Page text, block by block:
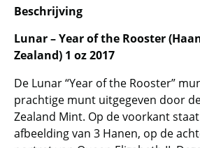
of
Rooster
(New
Zealand)
1
oz
2017
Beschrijving
Lunar – Year of the Rooster
Zealand) 1 oz 2017
De Lunar “Year of the Rooster”
prachtige munt uitgegeven door
Zealand Mint. Op de voorkant
afbeelding van 3 Hanen, op de